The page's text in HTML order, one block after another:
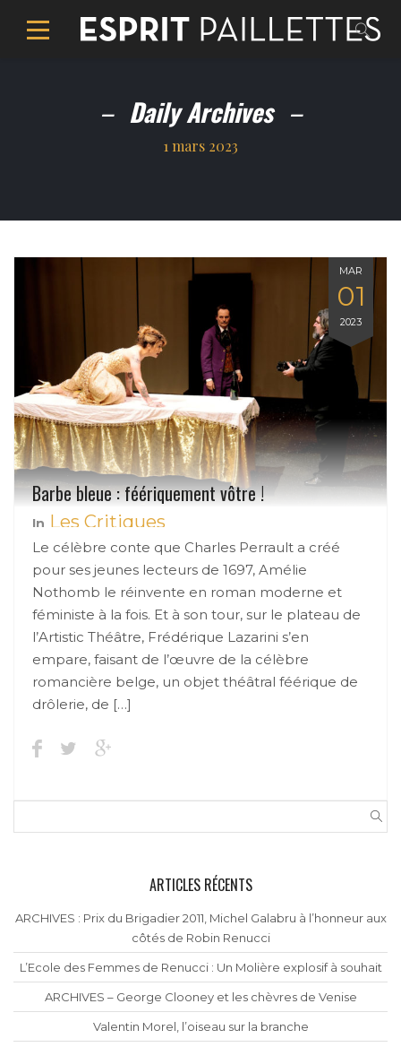
Daily Archives
1 mars 2023
MAR
01
2023
Barbe bleue : féériquement vôtre !
In Les Critiques
Le célèbre conte que Charles Perrault a créé
pour ses jeunes lecteurs de 1697, Amélie
Nothomb le réinvente en roman moderne et
féministe à la fois. Et à son tour, sur le plateau de
l’Artistic Théâtre, Frédérique Lazarini s’en
empare, faisant de l’œuvre de la célèbre
romancière belge, un objet théâtral féérique de
drôlerie, de […]
ARTICLES RÉCENTS
ARCHIVES : Prix du Brigadier 2011, Michel Galabru à l’honneur aux
côtés de Robin Renucci
L’Ecole des Femmes de Renucci : Un Molière explosif à souhait
ARCHIVES – George Clooney et les chèvres de Venise
Valentin Morel, l’oiseau sur la branche